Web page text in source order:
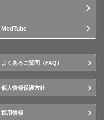
よくあるご質問（FAQ）
個人情報保護方針
採用情報